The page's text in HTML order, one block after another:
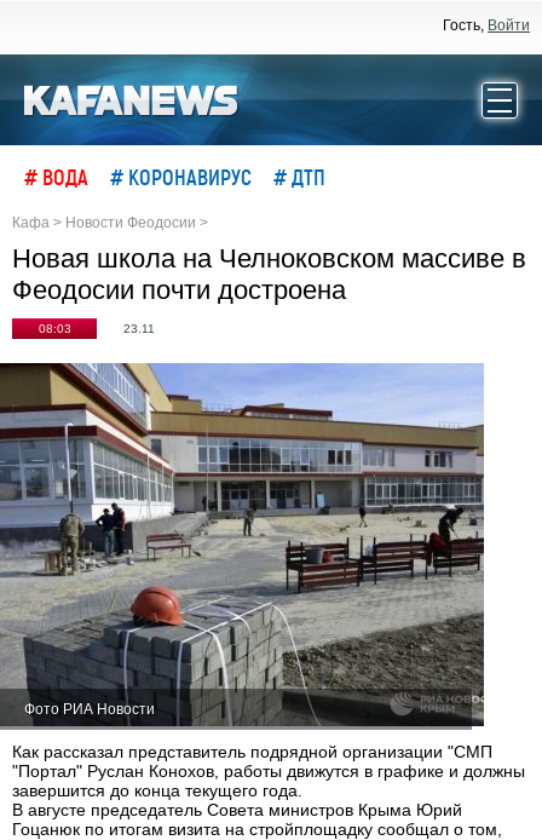
Гость, Войти
# ВОДА # КОРОНАВИРУС # ДТП
Кафа > Новости Феодосии >
Новая школа на Челноковском массиве в
Феодосии почти достроена
08:03 23.11
Фото РИА Новости
Как рассказал представитель подрядной организации "СМП
"Портал" Руслан Конохов, работы движутся в графике и должны
завершится до конца текущего года.
В августе председатель Совета министров Крыма Юрий
Гоцанюк по итогам визита на стройплощадку сообщал о том,